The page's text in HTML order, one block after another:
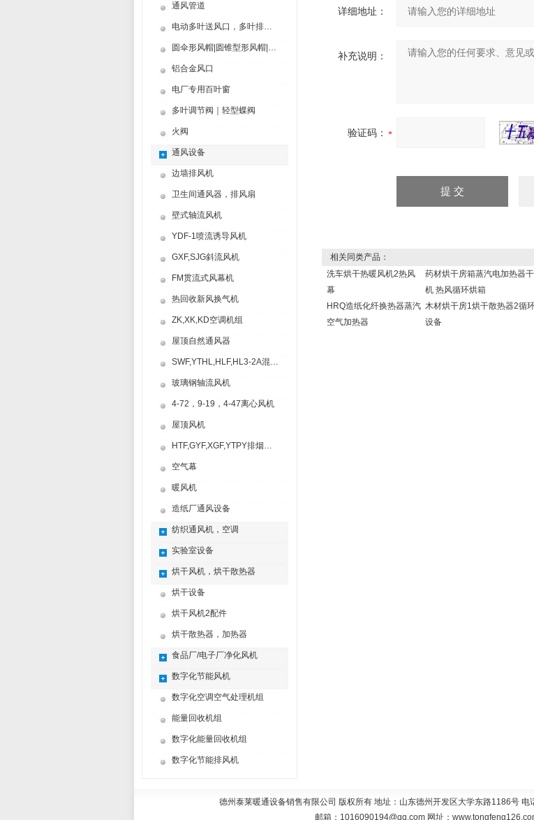
通风管道
电动多叶送风口，多叶排烟口
圆伞形风帽|圆锥型形风帽|筒形风帽
铝合金风口
电厂专用百叶窗
多叶调节阀｜轻型蝶阀
火阀
通风设备
边墙排风机
卫生间通风器，排风扇
壁式轴流风机
YDF-1喷流诱导风机
GXF,SJG斜流风机
FM贯流式风幕机
热回收新风换气机
ZK,XK,KD空调机组
屋顶自然通风器
SWF,YTHL,HLF,HL3-2A混流风机
玻璃钢轴流风机
4-72，9-19，4-47离心风机
屋顶风机
HTF,GYF,XGF,YTPY排烟风机
空气幕
暖风机
造纸厂通风设备
纺织通风机，空调
实验室设备
烘干风机，烘干散热器
烘干设备
烘干风机2配件
烘干散热器，加热器
食品厂/电子厂净化风机
数字化节能风机
数字化空调空气处理机组
能量回收机组
数字化能量回收机组
数字化节能排风机
详细地址：
补充说明：
验证码：
相关同类产品：
洗车烘干热暖风机2热风
幕
药材烘干房箱蒸汽电加热器
机 热风循环烘箱
HRQ造纸化纤换热器蒸汽
空气加热器
木材烘干房1烘干散热器2循
设备
德州泰莱暖通设备销售有限公司 版权所有 地址：山东德州开发区大学东路1186号
邮箱： 1016090194@qq.com网址：